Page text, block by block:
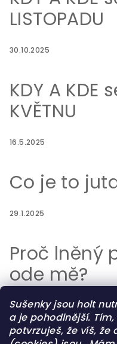
Sušenky jsou holt
a je pohodlnější.
potvrzuješ, že víš, že
LISTOPADU
30.10.2025
KDY A KDE
KVĚTNU
16.5.2025
Co je to
29.1.2025
Proč lněný
ode mě?
29.7.2023